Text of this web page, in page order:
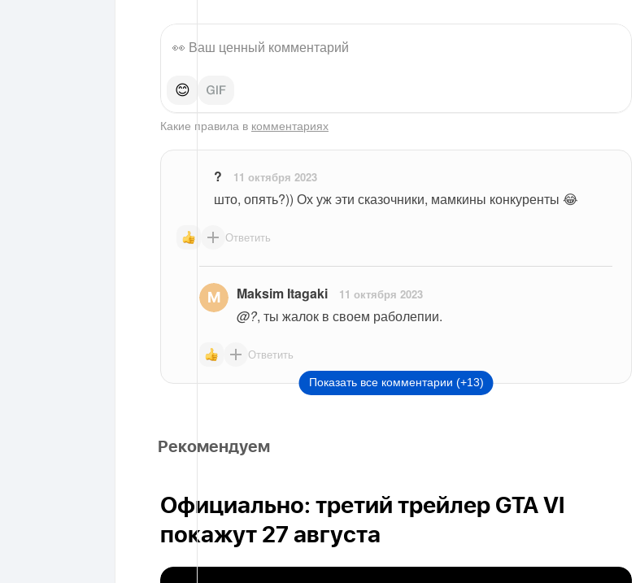
😊
Какие правила в комментариях
​? 11 октября 2023
што, опять?)) Ох уж эти сказочники, мамкины конкуренты 😂
Ответить
Maksim Itagaki 11 октября 2023
@​?, ты жалок в своем раболепии.
Ответить
Показать все комментарии (+13)
Рекомендуем
Официально: третий трейлер GTA VI
покажут 27 августа